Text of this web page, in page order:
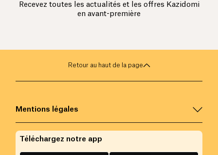
Recevez toutes les actualités et les offres Kazidomi
en avant-première
Retour au haut de la page
Mentions légales
Téléchargez notre app